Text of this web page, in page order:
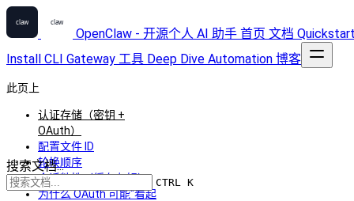
OpenClaw - 开源个人 AI 助手 首页 文档
Install CLI Gateway 工具 Deep Dive Automation 博客
搜索文档...
CTRL K
此页上
认证存储（密钥 +
OAuth）
配置文件 ID
轮换顺序
会话粘性（缓存友好）
为什么 OAuth 可能"看起